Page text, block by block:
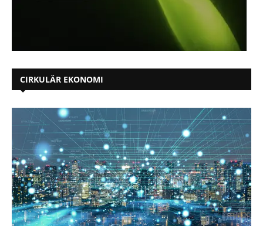
CIRKULÄR EKONOMI